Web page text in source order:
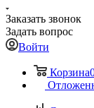
Заказать звонок
Задать вопрос
Войти
Корзина